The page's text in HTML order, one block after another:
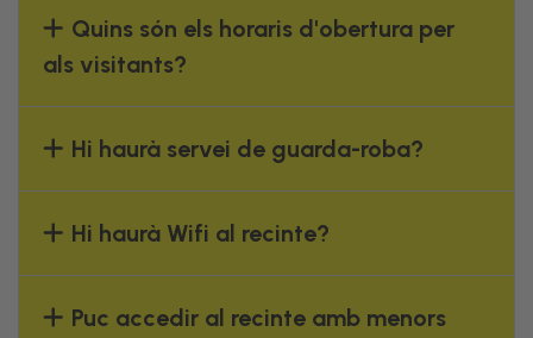
Quins són els horaris d'obertura per
als visitants?
Hi haurà servei de guarda-roba?
Hi haurà Wifi al recinte?
Puc accedir al recinte amb menors